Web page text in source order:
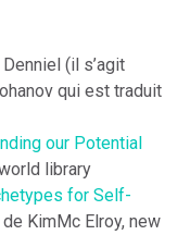
(il s’agit
qui est traduit
our Potential
library
for Self-
KimMc Elroy, new